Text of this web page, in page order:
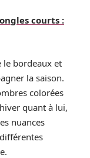
courts :
le bordeaux et
la saison.
colorées
quant à lui,
nuances